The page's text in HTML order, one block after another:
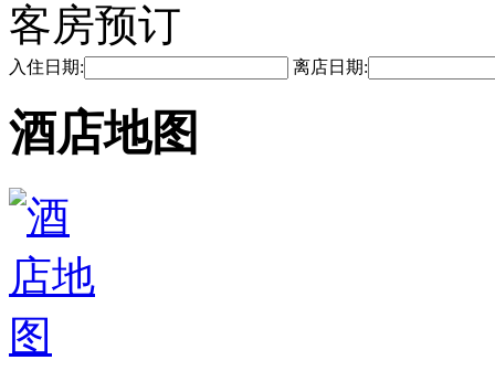
客房预订
入住日期: 离店日期:
酒店地图